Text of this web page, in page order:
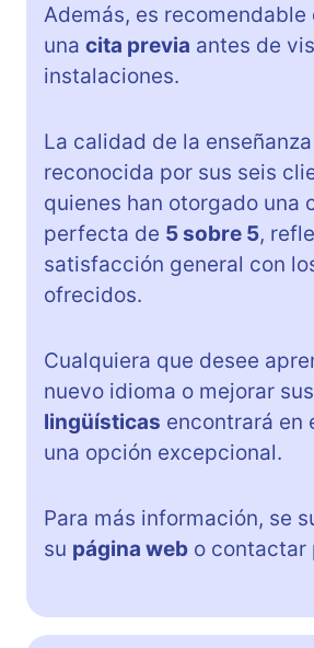
Además, es
una cita previa antes de
instalaciones.
La calidad de la
reconocida por sus seis
quienes han otorgado una
perfecta de 5 sobre 5,
satisfacción general con
ofrecidos.
Cualquiera que desee
nuevo idioma o mejorar sus
lingüísticas encontrará en
una opción excepcional.
Para más información, se
su página web o contactar